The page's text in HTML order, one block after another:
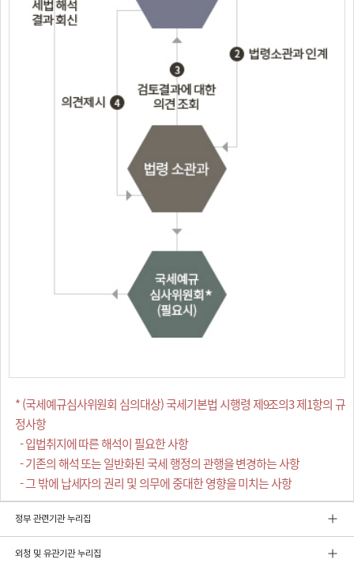
* (국세예규심사위원회 심의대상) 국세기본법 시행령 제9조의3 제1항의 규
정사항
- 입법취지에 따른 해석이 필요한 사항
- 기존의 해석 또는 일반화된 국세 행정의 관행을 변경하는 사항
- 그 밖에 납세자의 권리 및 의무에 중대한 영향을 미치는 사항
정부 관련기관 누리집
외청 및 유관기관 누리집